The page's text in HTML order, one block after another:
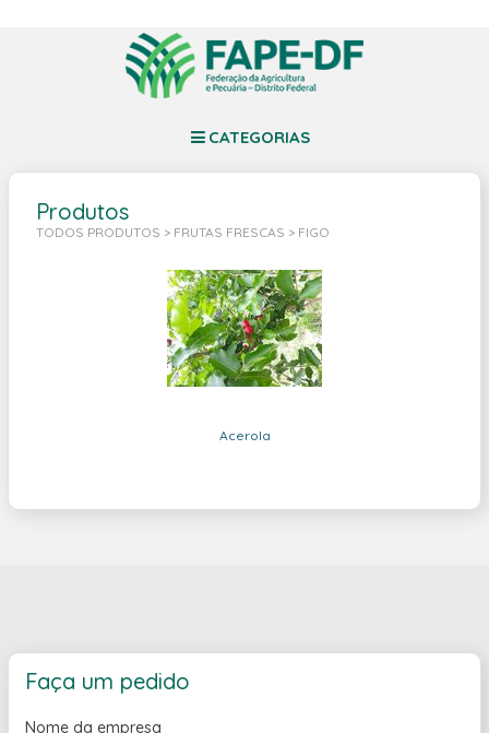
CATEGORIAS
Produtos
TODOS PRODUTOS > FRUTAS FRESCAS > FIGO
Acerola
Faça um pedido
Nome da empresa